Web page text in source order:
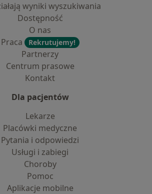
wyniki wyszukiwania
Dostępność
O nas
Praca
Rekrutujemy!
Partnerzy
Centrum prasowe
Kontakt
Dla pacjentów
Lekarze
Placówki medyczne
Pytania i odpowiedzi
Usługi i zabiegi
Choroby
Pomoc
Aplikacje mobilne